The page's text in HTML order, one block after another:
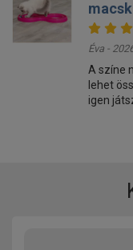
Éva -
A színe
lehet
igen